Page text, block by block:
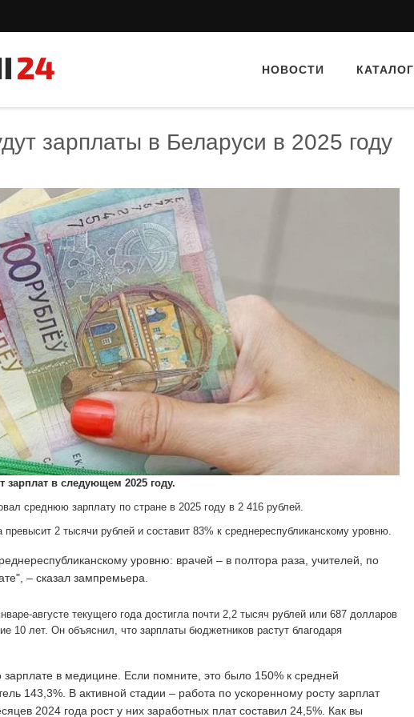
НОВОСТИ КАТАЛОГ
зарплаты в Беларуси в 2025 году
зарплат в следующем 2025 году.
среднюю зарплату по стране в 2025 году в 2 416 рублей.
2 тысячи рублей и составит 83% к среднереспубликанскому уровню.
уровню: врачей – в полтора раза, учителей, по
– сказал зампремьера.
августе текущего года достигла почти 2,2 тысяч рублей или 687 долларов
10 лет. Он объяснил, что зарплаты бюджетников растут благодаря
в медицине. Если помните, это было 150% к средней
143,3%. В активной стадии – работа по ускоренному росту зарплат
2024 года рост у них заработных плат составил 24,5%. Как вы